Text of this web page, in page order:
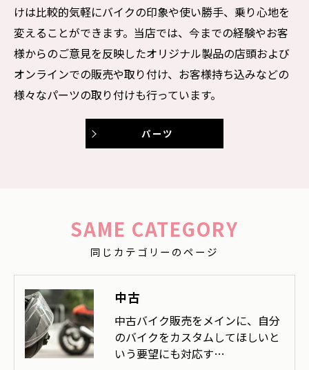
けは比較的気軽にバイクの印象や使い勝手、乗り心地を
変えることができます。当店では、今までの経験やお客
様からのご意見を反映したオリジナル製品の店頭および
オンラインでの販売や取り付け、お客様持ち込みなどの
様々なパーツの取り付けも行っています。
パーツ
同じカテゴリーのページ
SAME CATEGORY
中古
中古バイク販売をメインに、自分
のバイクをカスタムしてほしいと
いう要望にも対応す…